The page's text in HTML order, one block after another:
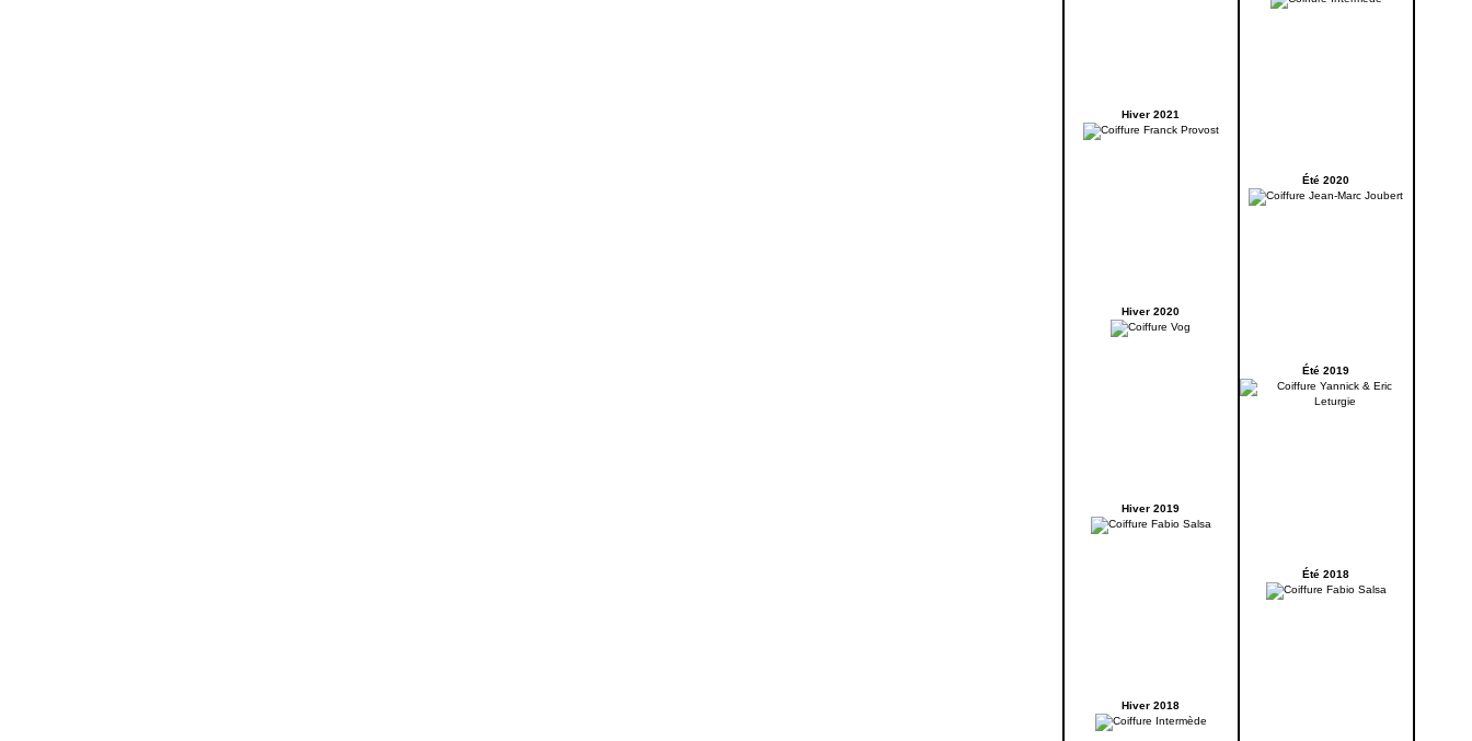
Hiver 2021
Hiver 2020
Hiver 2019
Hiver 2018
Été 2020
Été 2019
Été 2018